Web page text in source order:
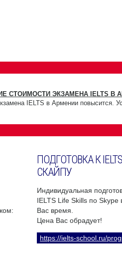
СТОИМОСТИ ЭКЗАМЕНА IELTS В
IELTS в Армении повысится.
ПОДГОТОВКА К
СКАЙПУ
Индивидуальная
IELTS Life Skills по Skype
Вас время.
Цена Вас обрадует!
https://ielts-school.ru/